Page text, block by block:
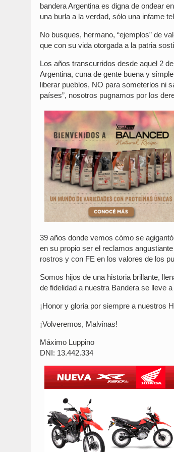
bandera Argentina es digna de ondear
una burla a la verdad, sólo una infame
No busques, hermano, “ejemplos” de
que con su vida otorgada a la patria
Los años transcurridos desde aquel 2
Argentina, cuna de gente buena y
liberar pueblos, NO para someterlos ni
países”, nosotros pugnamos por los
39 años donde vemos cómo se
en su propio ser el reclamos
rostros y con FE en los valores de los
Somos hijos de una historia brillante,
de fidelidad a nuestra Bandera se lleve
¡Honor y gloria por siempre a nuestros
¡Volveremos, Malvinas!
Máximo Luppino
DNI: 13.442.334